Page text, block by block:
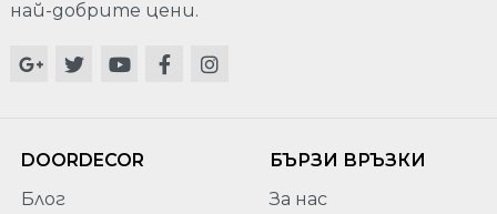
най-добрите цени.
DOORDECOR
Блог
БЪРЗИ ВРЪЗКИ
За нас